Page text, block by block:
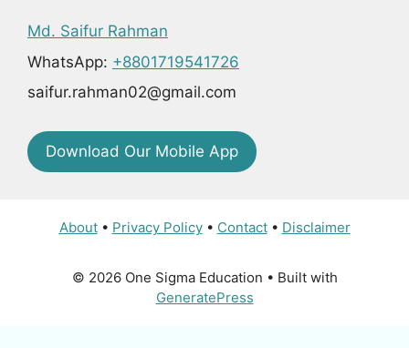
Md. Saifur Rahman
WhatsApp: +8801719541726
saifur.rahman02@gmail.com
Download Our Mobile App
About• Privacy Policy• Contact• Disclaimer
© 2026 One Sigma Education • Built with
GeneratePress